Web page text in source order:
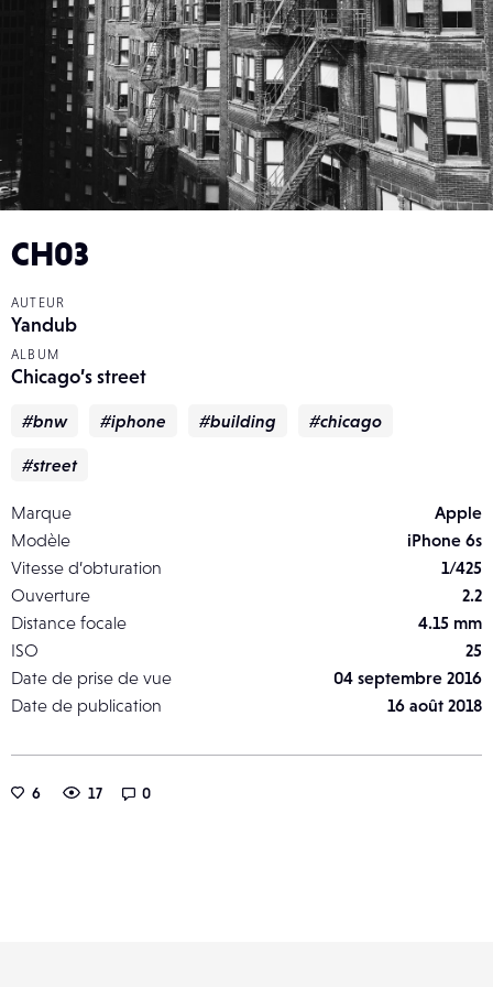
CH03
AUTEUR
Yandub
ALBUM
Chicago’s street
#bnw #iphone #building #chicago
#street
Marque
Apple
Modèle
iPhone 6s
Vitesse d’obturation
1/425
Ouverture
2.2
Distance focale
4.15 mm
ISO
25
Date de prise de vue
04 septembre 2016
Date de publication
16 août 2018
6 17 0